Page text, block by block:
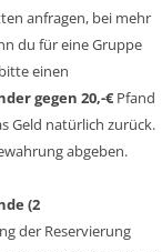
anfragen, bei mehr
du für eine Gruppe
einen
gegen 20,-€Pfand
Geld natürlich zurück.
abgeben.
(2
der Reservierung